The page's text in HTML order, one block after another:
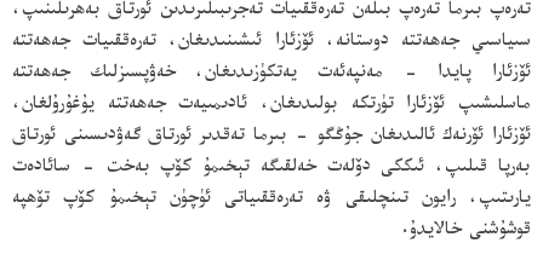
تەرەپ بىرما تەرەپ بىلەن تەرەققىيات تەجرىبىلىرىدىن ئورتاق بەھرىلىنىپ،
سىياسىي جەھەتتە دوستانە، ئۆزئارا ئىشىنىدىغان، تەرەققىيات جەھەتتە
ئۆزئارا پايدا - مەنپەئەت يەتكۈزىدىغان، خەۋپسىزلىك جەھەتتە
ماسلىشىپ ئۆزئارا تۈرتكە بولىدىغان، ئادىمىيەت جەھەتتە يۇغۇرۇلغان،
ئۆزئارا ئۆرنەك ئالىدىغان جۇڭگو - بىرما تەقدىر ئورتاق گەۋدىسىنى ئورتاق
بەرپا قىلىپ، ئىككى دۆلەت خەلقىگە تېخىمۇ كۆپ بەخت - سائادەت
يارىتىپ، رايون تىنچلىقى ۋە تەرەققىياتى ئۈچۈن تېخىمۇ كۆپ تۆھپە
قوشۇشنى خالايدۇ.